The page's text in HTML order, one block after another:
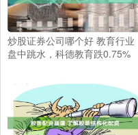
炒股证券公司哪个好 教育行业
盘中跳水，科德教育跌0.75%